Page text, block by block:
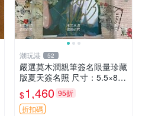
潮玩港 52
嚴選莫木潤親筆簽名限量珍藏
版夏天簽名照 尺寸：5.5×8.4
公分 附原裝相框 推薦收藏家
必備 《光死去的夏天》《Th
e Summer When Ligh
$1,460 95折
折扣碼